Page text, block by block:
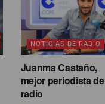
NOTICIAS DE RADIO
Juanma Castaño,
mejor periodista de
radio